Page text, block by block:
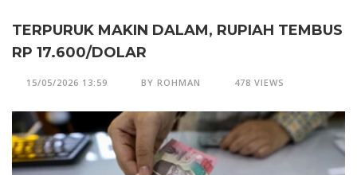
TERPURUK MAKIN DALAM, RUPIAH TEMBUS
RP 17.600/DOLAR
15/05/2026 13:59 BY ROHMAN 478 VIEWS